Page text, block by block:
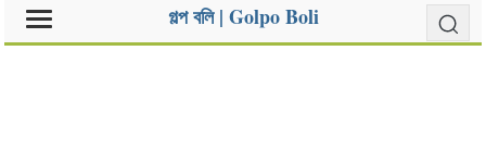
গল্প বলি | Golpo Boli